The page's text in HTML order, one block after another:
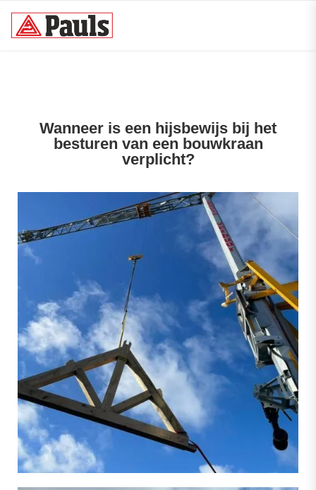
Wanneer is een hijsbewijs bij het
besturen van een bouwkraan
verplicht?